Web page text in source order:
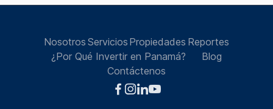
Nosotros Servicios Propiedades Reportes
¿Por Qué Invertir en Panamá?
Blog
Contáctenos